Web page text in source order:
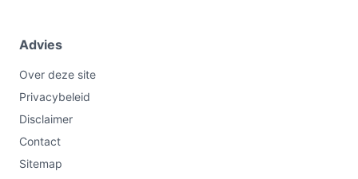
Advies
Over deze site
Privacybeleid
Disclaimer
Contact
Sitemap